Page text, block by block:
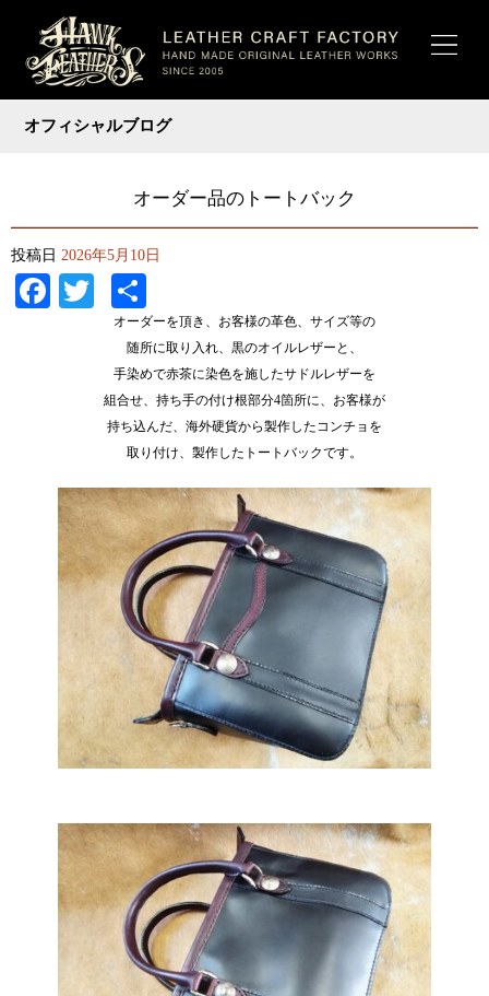
オフィシャルブログ
オーダー品のトートバック
投稿日 2026年5月10日
Facebook
Twitter
有
オーダーを頂き、お客様の革色、サイズ等の
随所に取り入れ、黒のオイルレザーと、
手染めで赤茶に染色を施したサドルレザーを
組合せ、持ち手の付け根部分4箇所に、お客様が
持ち込んだ、海外硬貨から製作したコンチョを
取り付け、製作したトートバックです。